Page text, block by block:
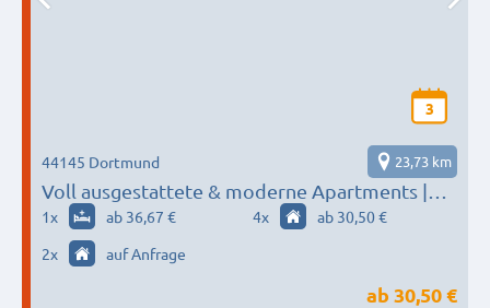
3
Voll ausgestattete & moderne Apartments |
Zentrum | eigene Küche | Wlan
44145 Dortmund 23,73 km
1x ab 36,67 € 4x
ab 30,50 €
2x auf Anfrage
ab 30,50 €